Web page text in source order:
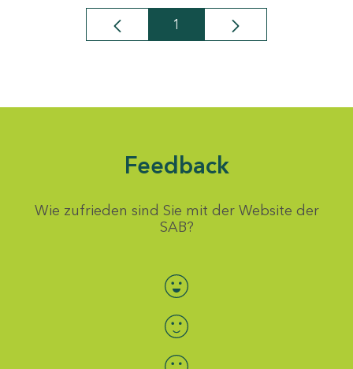
Seite
1
Feedback
Wie zufrieden sind Sie mit der Website der
SAB?
Bewertung auswählen